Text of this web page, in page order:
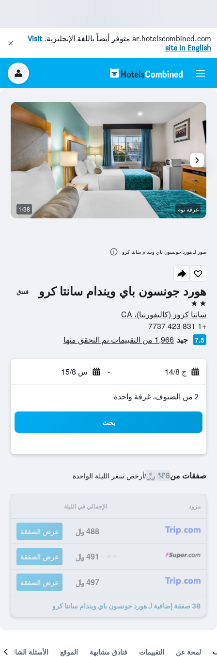
ar.hotelscombined.com متوفر أيضاً باللغة الإنجليزية.Visit
site in English
هورد جونسون باي ويندام سانتا كرو فندق
2 نجمتين
سانتا كروز (كاليفورنيا)، CA
+1 831 423 7737
7.5 جيد 1,966 من التقييمات تم التحقق منها
ج 14/8 - س 15/8
2 من الضيوف، غرفة واحدة
بحث
صفقات من488 ﷼ /أرخص سعر الليلة الواحدة
مزود الإجمالي في الليلة
488 ﷼ عرض الصفقة
491 ﷼ عرض الصفقة
497 ﷼ عرض الصفقة
38 صفقة إضافية لـ هورد جونسون باي ويندام سانتا كرو
غرفة نوم 1/38
صور لـ هورد جونسون باي ويندام سانتا كرو
لمحة عن التقييمات فنادق مشابهة الموقع الأسئلة الشائعة